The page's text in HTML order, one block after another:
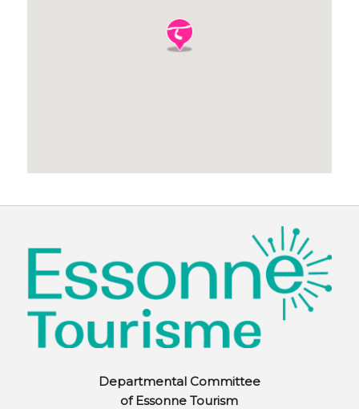
Departmental Committee
of Essonne Tourism